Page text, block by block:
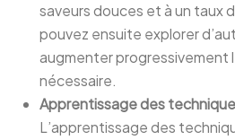
saveurs douces et à un taux
pouvez ensuite explorer
augmenter progressivement
nécessaire.
Apprentissage des
L’apprentissage des